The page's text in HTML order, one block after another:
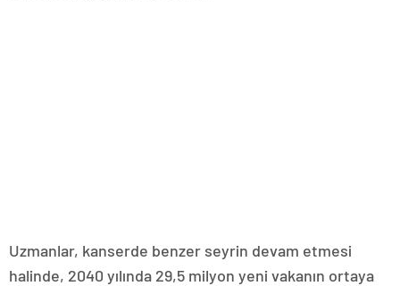
Uzmanlar, kanserde benzer seyrin devam etmesi
halinde, 2040 yılında 29,5 milyon yeni vakanın ortaya